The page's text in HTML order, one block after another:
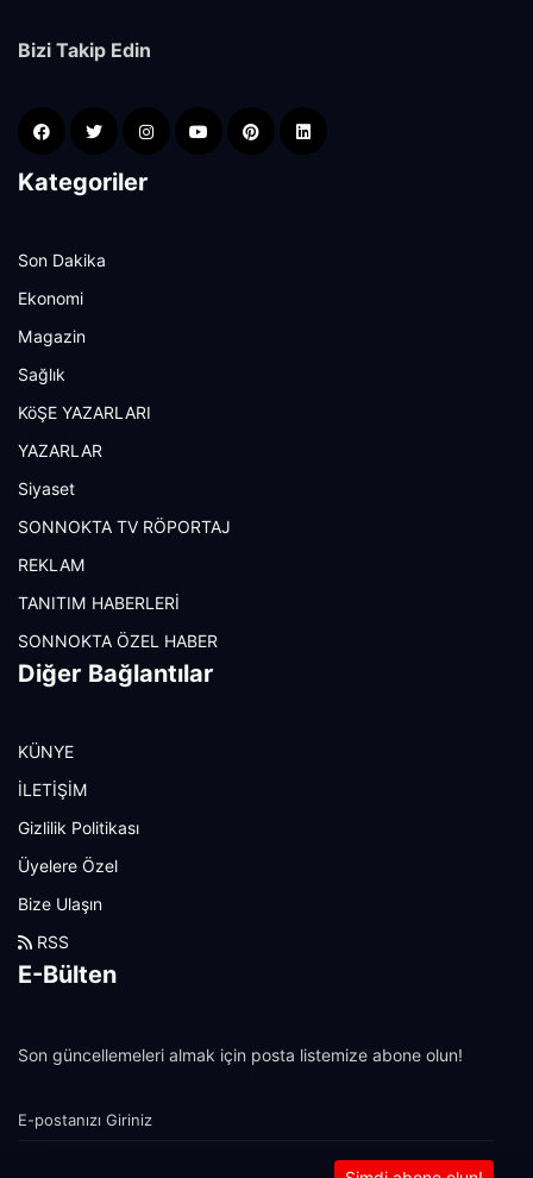
Bizi Takip Edin
Kategoriler
Son Dakika
Ekonomi
Magazin
Sağlık
KöŞE YAZARLARI
YAZARLAR
Siyaset
SONNOKTA TV RÖPORTAJ
REKLAM
TANITIM HABERLERİ
SONNOKTA ÖZEL HABER
Diğer Bağlantılar
KÜNYE
İLETİŞİM
Gizlilik Politikası
Üyelere Özel
Bize Ulaşın
RSS
E-Bülten
Son güncellemeleri almak için posta listemize abone olun!